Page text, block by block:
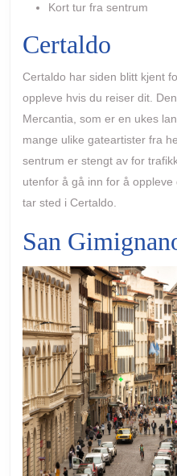
Kort tur fra sentrum
Certaldo
Certaldo har siden blitt kjent
oppleve hvis du reiser dit.
Mercantia, som er en ukes
mange ulike gateartister fra
sentrum er stengt av for
utenfor å gå inn for å
tar sted i Certaldo.
San